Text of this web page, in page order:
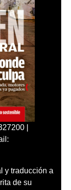
|
y traducción a
de su